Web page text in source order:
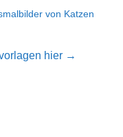
von Katzen
hier →